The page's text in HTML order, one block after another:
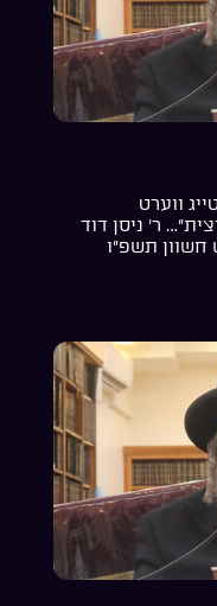
ווערט
ר’ ניסן דוד
חשוון תשפ”ו